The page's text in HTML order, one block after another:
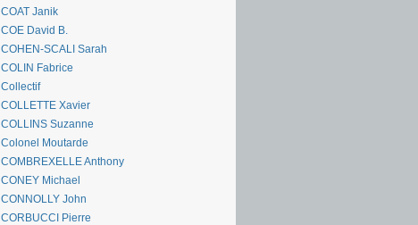
COAT Janik
COE David B.
COHEN-SCALI Sarah
COLIN Fabrice
Collectif
COLLETTE Xavier
COLLINS Suzanne
Colonel Moutarde
COMBREXELLE Anthony
CONEY Michael
CONNOLLY John
CORBUCCI Pierre